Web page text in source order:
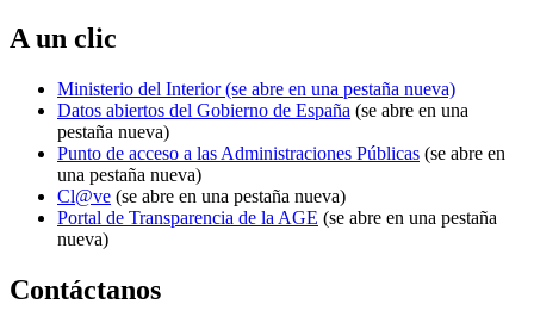
A un clic
Ministerio del Interior(se abre en una pestaña nueva)
Datos abiertos del Gobierno de España (se abre en una
pestaña nueva)
Punto de acceso a las Administraciones Públicas (se abre en
una pestaña nueva)
Cl@ve (se abre en una pestaña nueva)
Portal de Transparencia de la AGE (se abre en una pestaña
nueva)
Contáctanos